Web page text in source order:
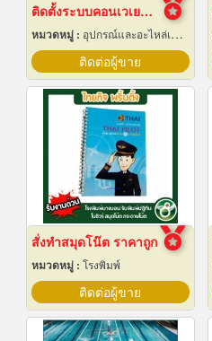
ติดตั้งระบบคอนเวเยอร์ (conveyor)
หมวดหมู่ : อุปกรณ์และอะไหล่เครื่องลำเลียงวัสดุ
ติดต่อผู้ขาย
สั่งทำสมุดโน๊ต ราคาถูก
หมวดหมู่ : โรงพิมพ์
ติดต่อผู้ขาย